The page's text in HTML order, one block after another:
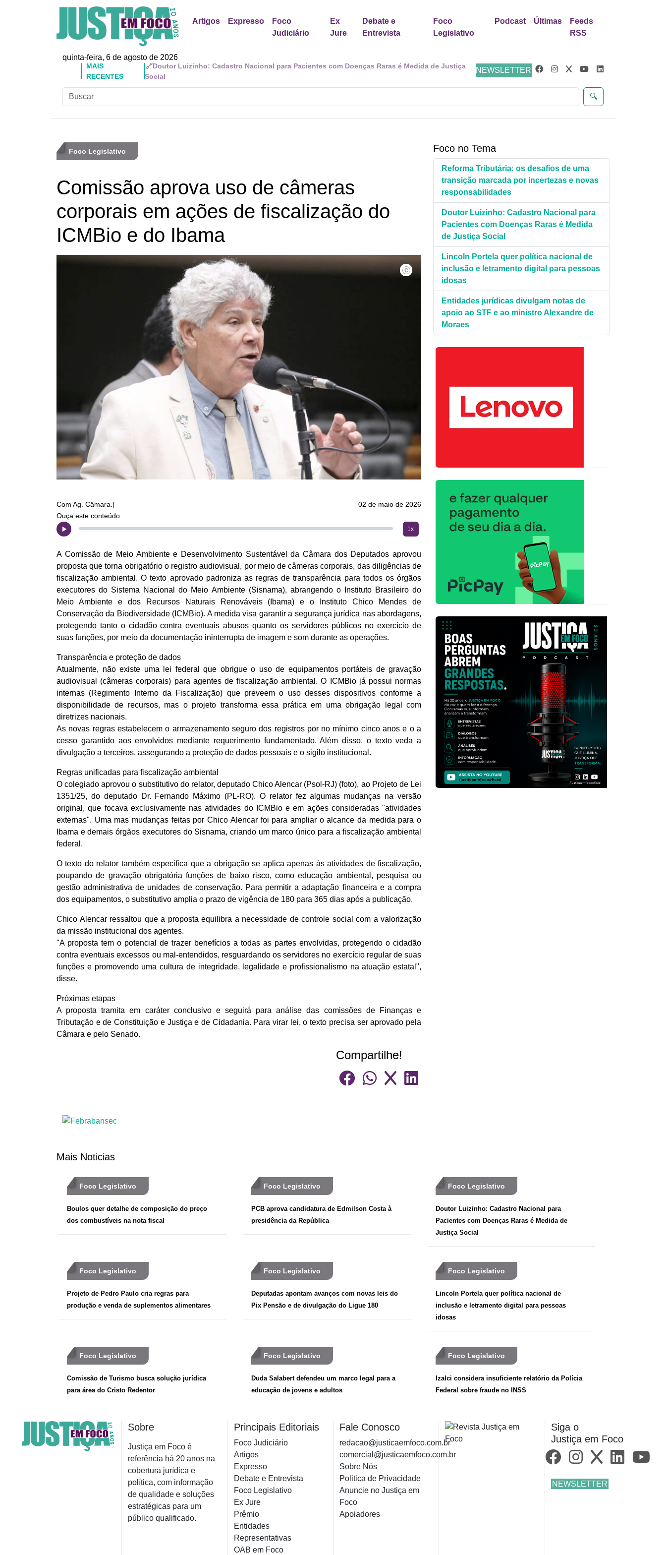
Artigos Expresso
Foco
Judiciário
Ex
Jure
Debate e
Entrevista
Foco
Legislativo
Podcast Últimas
Feeds
RSS
quinta-feira, 6 de agosto de 2026
NEWSLETTER
🔍
MAIS
RECENTES
🔗Doutor Luizinho: Cadastro Nacional para Pacientes com Doenças Raras é Medida de Justiça
Social
Foco Legislativo
Comissão aprova uso de câmeras
corporais em ações de fiscalização do
ICMBio e do Ibama
©Kayo Magalhães./Ag.Câmara.
Com Ag. Câmara.|
02 de maio de 2026
Ouça este conteúdo
1x
A Comissão de Meio Ambiente e Desenvolvimento Sustentável da Câmara dos Deputados aprovou
proposta que torna obrigatório o registro audiovisual, por meio de câmeras corporais, das diligências de
fiscalização ambiental. O texto aprovado padroniza as regras de transparência para todos os órgãos
executores do Sistema Nacional do Meio Ambiente (Sisnama), abrangendo o Instituto Brasileiro do
Meio Ambiente e dos Recursos Naturais Renováveis (Ibama) e o Instituto Chico Mendes de
Conservação da Biodiversidade (ICMBio). A medida visa garantir a segurança jurídica nas abordagens,
protegendo tanto o cidadão contra eventuais abusos quanto os servidores públicos no exercício de
suas funções, por meio da documentação ininterrupta de imagem e som durante as operações.
Transparência e proteção de dados
Atualmente, não existe uma lei federal que obrigue o uso de equipamentos portáteis de gravação
audiovisual (câmeras corporais) para agentes de fiscalização ambiental. O ICMBio já possui normas
internas (Regimento Interno da Fiscalização) que preveem o uso desses dispositivos conforme a
disponibilidade de recursos, mas o projeto transforma essa prática em uma obrigação legal com
diretrizes nacionais.
As novas regras estabelecem o armazenamento seguro dos registros por no mínimo cinco anos e o a
cesso garantido aos envolvidos mediante requerimento fundamentado. Além disso, o texto veda a
divulgação a terceiros, assegurando a proteção de dados pessoais e o sigilo institucional.
Regras unificadas para fiscalização ambiental
O colegiado aprovou o substitutivo do relator, deputado Chico Alencar (Psol-RJ) (foto), ao Projeto de Lei
1351/25, do deputado Dr. Fernando Máximo (PL-RO). O relator fez algumas mudanças na versão
original, que focava exclusivamente nas atividades do ICMBio e em ações consideradas "atividades
externas". Uma mas mudanças feitas por Chico Alencar foi para ampliar o alcance da medida para o
Ibama e demais órgãos executores do Sisnama, criando um marco único para a fiscalização ambiental
federal.
O texto do relator também especifica que a obrigação se aplica apenas às atividades de fiscalização,
poupando de gravação obrigatória funções de baixo risco, como educação ambiental, pesquisa ou
gestão administrativa de unidades de conservação. Para permitir a adaptação financeira e a compra
dos equipamentos, o substitutivo amplia o prazo de vigência de 180 para 365 dias após a publicação.
Chico Alencar ressaltou que a proposta equilibra a necessidade de controle social com a valorização
da missão institucional dos agentes.
"A proposta tem o potencial de trazer benefícios a todas as partes envolvidas, protegendo o cidadão
contra eventuais excessos ou mal-entendidos, resguardando os servidores no exercício regular de suas
funções e promovendo uma cultura de integridade, legalidade e profissionalismo na atuação estatal",
disse.
Próximas etapas
A proposta tramita em caráter conclusivo e seguirá para análise das comissões de Finanças e
Tributação e de Constituição e Justiça e de Cidadania. Para virar lei, o texto precisa ser aprovado pela
Câmara e pelo Senado.
Compartilhe!
Foco no Tema
Reforma Tributária: os desafios de uma
transição marcada por incertezas e novas
responsabilidades
Doutor Luizinho: Cadastro Nacional para
Pacientes com Doenças Raras é Medida
de Justiça Social
Lincoln Portela quer política nacional de
inclusão e letramento digital para pessoas
idosas
Entidades jurídicas divulgam notas de
apoio ao STF e ao ministro Alexandre de
Moraes
Mais Noticias
Foco Legislativo
Boulos quer detalhe de composição do preço
dos combustíveis na nota fiscal
Foco Legislativo
PCB aprova candidatura de Edmilson Costa à
presidência da República
Foco Legislativo
Doutor Luizinho: Cadastro Nacional para
Pacientes com Doenças Raras é Medida de
Justiça Social
Foco Legislativo
Projeto de Pedro Paulo cria regras para
produção e venda de suplementos alimentares
Foco Legislativo
Deputadas apontam avanços com novas leis do
Pix Pensão e de divulgação do Ligue 180
Foco Legislativo
Lincoln Portela quer política nacional de
inclusão e letramento digital para pessoas
idosas
Foco Legislativo
Comissão de Turismo busca solução jurídica
para área do Cristo Redentor
Foco Legislativo
Duda Salabert defendeu um marco legal para a
educação de jovens e adultos
Foco Legislativo
Izalci considera insuficiente relatório da Polícia
Federal sobre fraude no INSS
Sobre
Justiça em Foco é
referência há 20 anos na
cobertura jurídica e
política, com informação
de qualidade e soluções
estratégicas para um
público qualificado.
Principais Editoriais
Foco Judiciário
Artigos
Expresso
Debate e Entrevista
Foco Legislativo
Ex Jure
Prêmio
Entidades
Representativas
OAB em Foco
Fale Conosco
redacao@justicaemfoco.com.br
comercial@justicaemfoco.com.br
Sobre Nós
Politica de Privacidade
Anuncie no Justiça em
Foco
Apoiadores
Siga o
Justiça em Foco
NEWSLETTER